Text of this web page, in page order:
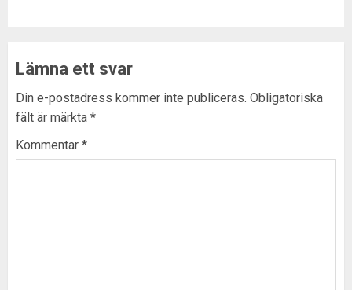
Lämna ett svar
Din e-postadress kommer inte publiceras. Obligatoriska
fält är märkta *
Kommentar *